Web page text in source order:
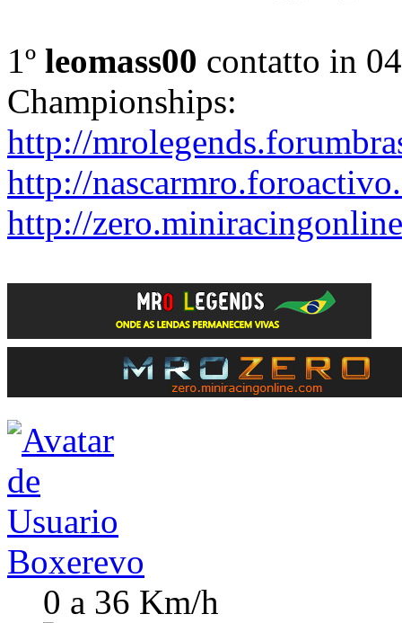
1º leomass00 contatto in
Championships:
http://
http://
http://
Boxerevo
0 a 36 Km/h